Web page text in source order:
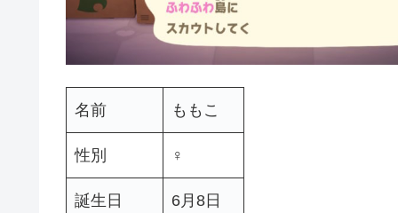
名前 ももこ
性別 ♀
誕生日 6月8日